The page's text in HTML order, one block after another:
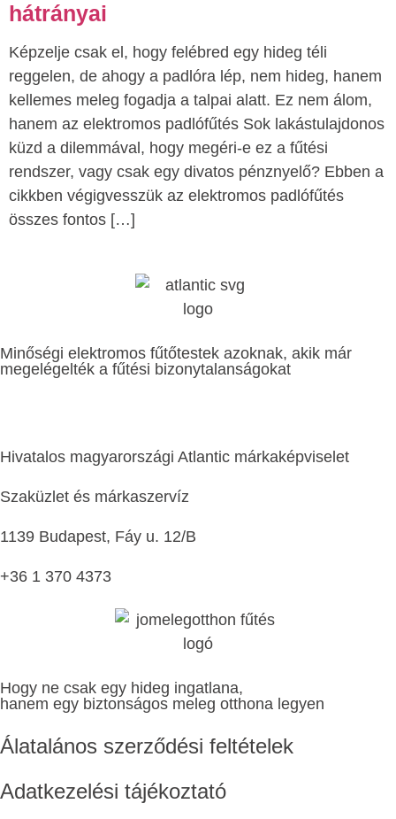
hátrányai
Képzelje csak el, hogy felébred egy hideg téli
reggelen, de ahogy a padlóra lép, nem hideg, hanem
kellemes meleg fogadja a talpai alatt. Ez nem álom,
hanem az elektromos padlófűtés Sok lakástulajdonos
küzd a dilemmával, hogy megéri-e ez a fűtési
rendszer, vagy csak egy divatos pénznyelő? Ebben a
cikkben végigvesszük az elektromos padlófűtés
összes fontos […]
Minőségi elektromos fűtőtestek azoknak, akik már
megelégelték a fűtési bizonytalanságokat
Hivatalos magyarországi Atlantic márkaképviselet
Szaküzlet és márkaszervíz
1139 Budapest, Fáy u. 12/B
+36 1 370 4373
Hogy ne csak egy hideg ingatlana,
hanem egy biztonságos meleg otthona legyen
Álatalános szerződési feltételek
Adatkezelési tájékoztató